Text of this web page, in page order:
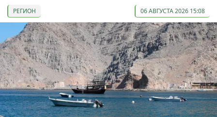
РЕГИОН 06 АВГУСТА 2026 15:08